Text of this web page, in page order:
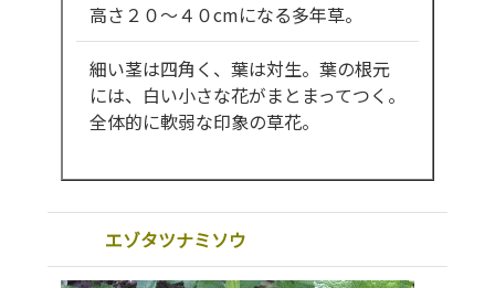
高さ２０～４０cmになる多年草。
細い茎は四角く、葉は対生。葉の根元
には、白い小さな花がまとまってつく。
全体的に軟弱な印象の草花。
エゾタツナミソウ